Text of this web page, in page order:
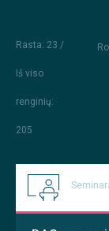
Rasta: 23 /
Iš viso
renginių:
205